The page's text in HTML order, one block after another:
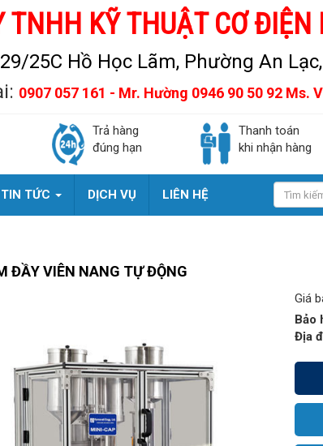
TNHH KỸ THUẬT CƠ ĐIỆN
25C Hồ Học Lãm, Phường An
0907 057 161 - Mr. Hường 0946 90 50 92 Ms.
Trả hàng
đúng hạn
Thanh toán
khi nhận hàng
TIN TỨC DỊCH VỤ LIÊN HỆ
ĐẦY VIÊN NANG TỰ ĐỘNG
Giá
Bảo
Địa